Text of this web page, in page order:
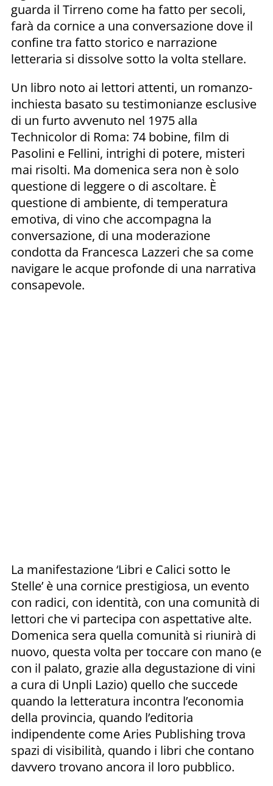
guarda il Tirreno come ha fatto per secoli,
farà da cornice a una conversazione dove il
confine tra fatto storico e narrazione
letteraria si dissolve sotto la volta stellare.
Un libro noto ai lettori attenti, un romanzo-
inchiesta basato su testimonianze esclusive
di un furto avvenuto nel 1975 alla
Technicolor di Roma: 74 bobine, film di
Pasolini e Fellini, intrighi di potere, misteri
mai risolti. Ma domenica sera non è solo
questione di leggere o di ascoltare. È
questione di ambiente, di temperatura
emotiva, di vino che accompagna la
conversazione, di una moderazione
condotta da Francesca Lazzeri che sa come
navigare le acque profonde di una narrativa
consapevole.
La manifestazione ‘Libri e Calici sotto le
Stelle’ è una cornice prestigiosa, un evento
con radici, con identità, con una comunità di
lettori che vi partecipa con aspettative alte.
Domenica sera quella comunità si riunirà di
nuovo, questa volta per toccare con mano (e
con il palato, grazie alla degustazione di vini
a cura di Unpli Lazio) quello che succede
quando la letteratura incontra l’economia
della provincia, quando l’editoria
indipendente come Aries Publishing trova
spazi di visibilità, quando i libri che contano
davvero trovano ancora il loro pubblico.